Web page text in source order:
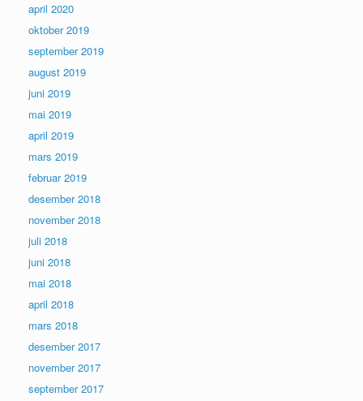
april 2020
oktober 2019
september 2019
august 2019
juni 2019
mai 2019
april 2019
mars 2019
februar 2019
desember 2018
november 2018
juli 2018
juni 2018
mai 2018
april 2018
mars 2018
desember 2017
november 2017
september 2017